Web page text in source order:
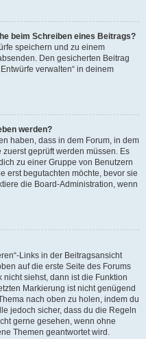
beim Schreiben eines Beitrags?
speichern und zu einem
Den gesicherten Beitrag
verwalten“ in deinem
werden?
haben, dass in dem Forum, in dem
geprüft werden müssen. Es
zu einer Gruppe von Benutzern
erst begutachten möchte, bevor sie
die Board-Administration, wenn
Links in der Beitragsansicht
auf die erste Seite des Forums
siehst, dann ist die Funktion
Markierung ist nicht genügend
nach oben zu holen, indem du
jedoch sicher, dass du die Regeln
gerne gesehen, wenn ohne
Themen geantwortet wird.